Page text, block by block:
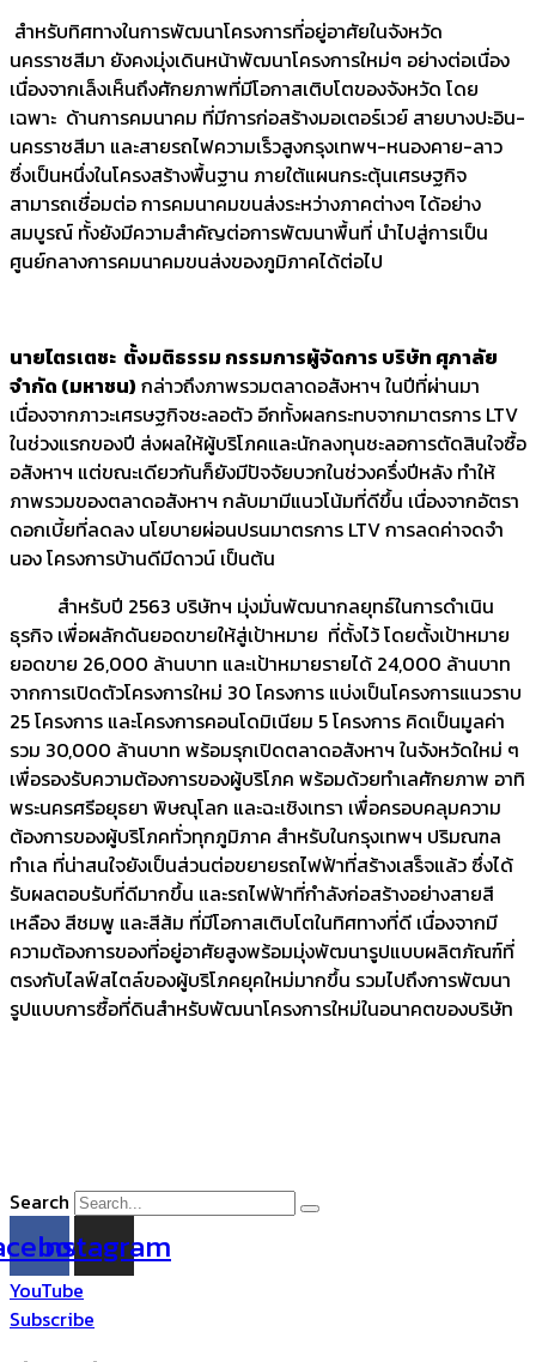
สำหรับทิศทางในการพัฒนาโครงการที่อยู่อาศัยในจังหวัด
นครราชสีมา ยังคงมุ่งเดินหน้าพัฒนาโครงการใหม่ๆ อย่างต่อเนื่อง
เนื่องจากเล็งเห็นถึงศักยภาพที่มีโอกาสเติบโตของจังหวัด โดย
เฉพาะ ด้านการคมนาคม ที่มีการก่อสร้างมอเตอร์เวย์ สายบางปะอิน-
นครราชสีมา และสายรถไฟความเร็วสูงกรุงเทพฯ-หนองคาย-ลาว
ซึ่งเป็นหนึ่งในโครงสร้างพื้นฐาน ภายใต้แผนกระตุ้นเศรษฐกิจ
สามารถเชื่อมต่อ การคมนาคมขนส่งระหว่างภาคต่างๆ ได้อย่าง
สมบูรณ์ ทั้งยังมีความสำคัญต่อการพัฒนาพื้นที่ นำไปสู่การเป็น
ศูนย์กลางการคมนาคมขนส่งของภูมิภาคได้ต่อไป
นายไตรเตชะ ตั้งมติธรรม กรรมการผู้จัดการ บริษัท ศุภาลัย
จำกัด (มหาชน) กล่าวถึงภาพรวมตลาดอสังหาฯ ในปีที่ผ่านมา
เนื่องจากภาวะเศรษฐกิจชะลอตัว อีกทั้งผลกระทบจากมาตรการ LTV
ในช่วงแรกของปี ส่งผลให้ผู้บริโภคและนักลงทุนชะลอการตัดสินใจซื้อ
อสังหาฯ แต่ขณะเดียวกันก็ยังมีปัจจัยบวกในช่วงครึ่งปีหลัง ทำให้
ภาพรวมของตลาดอสังหาฯ กลับมามีแนวโน้มที่ดีขึ้น เนื่องจากอัตรา
ดอกเบี้ยที่ลดลง นโยบายผ่อนปรนมาตรการ LTV การลดค่าจดจำ
นอง โครงการบ้านดีมีดาวน์ เป็นต้น
สำหรับปี 2563 บริษัทฯ มุ่งมั่นพัฒนากลยุทธ์ในการดำเนิน
ธุรกิจ เพื่อผลักดันยอดขายให้สู่เป้าหมาย ที่ตั้งไว้ โดยตั้งเป้าหมาย
ยอดขาย 26,000 ล้านบาท และเป้าหมายรายได้ 24,000 ล้านบาท
จากการเปิดตัวโครงการใหม่ 30 โครงการ แบ่งเป็นโครงการแนวราบ
25 โครงการ และโครงการคอนโดมิเนียม 5 โครงการ คิดเป็นมูลค่า
รวม 30,000 ล้านบาท พร้อมรุกเปิดตลาดอสังหาฯ ในจังหวัดใหม่ ๆ
เพื่อรองรับความต้องการของผู้บริโภค พร้อมด้วยทำเลศักยภาพ อาทิ
พระนครศรีอยุธยา พิษณุโลก และฉะเชิงเทรา เพื่อครอบคลุมความ
ต้องการของผู้บริโภคทั่วทุกภูมิภาค สำหรับในกรุงเทพฯ ปริมณฑล
ทำเล ที่น่าสนใจยังเป็นส่วนต่อขยายรถไฟฟ้าที่สร้างเสร็จแล้ว ซึ่งได้
รับผลตอบรับที่ดีมากขึ้น และรถไฟฟ้าที่กำลังก่อสร้างอย่างสายสี
เหลือง สีชมพู และสีส้ม ที่มีโอกาสเติบโตในทิศทางที่ดี เนื่องจากมี
ความต้องการของที่อยู่อาศัยสูงพร้อมมุ่งพัฒนารูปแบบผลิตภัณฑ์ที่
ตรงกับไลฟ์สไตล์ของผู้บริโภคยุคใหม่มากขึ้น รวมไปถึงการพัฒนา
รูปแบบการซื้อที่ดินสำหรับพัฒนาโครงการใหม่ในอนาคตของบริษัท
Search
Instagram
YouTube
Subscribe